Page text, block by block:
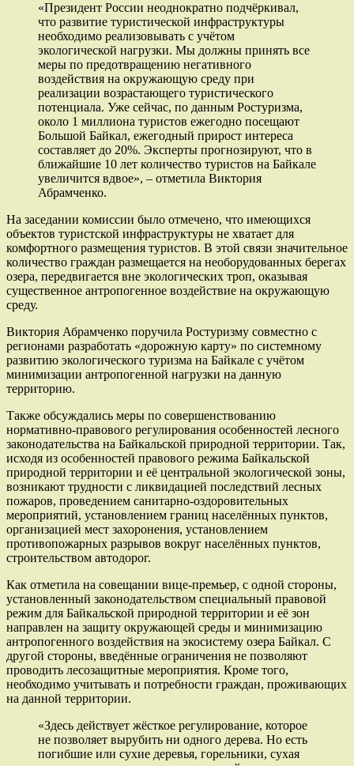
«Президент России неоднократно подчёркивал,
что развитие туристической инфраструктуры
необходимо реализовывать с учётом
экологической нагрузки. Мы должны принять все
меры по предотвращению негативного
воздействия на окружающую среду при
реализации возрастающего туристического
потенциала. Уже сейчас, по данным Ростуризма,
около 1 миллиона туристов ежегодно посещают
Большой Байкал, ежегодный прирост интереса
составляет до 20%. Эксперты прогнозируют, что в
ближайшие 10 лет количество туристов на Байкале
увеличится вдвое», – отметила Виктория
Абрамченко.
На заседании комиссии было отмечено, что имеющихся
объектов туристской инфраструктуры не хватает для
комфортного размещения туристов. В этой связи значительное
количество граждан размещается на необорудованных берегах
озера, передвигается вне экологических троп, оказывая
существенное антропогенное воздействие на окружающую
среду.
Виктория Абрамченко поручила Ростуризму совместно с
регионами разработать «дорожную карту» по системному
развитию экологического туризма на Байкале с учётом
минимизации антропогенной нагрузки на данную
территорию.
Также обсуждались меры по совершенствованию
нормативно-правового регулирования особенностей лесного
законодательства на Байкальской природной территории. Так,
исходя из особенностей правового режима Байкальской
природной территории и её центральной экологической зоны,
возникают трудности с ликвидацией последствий лесных
пожаров, проведением санитарно-оздоровительных
мероприятий, установлением границ населённых пунктов,
организацией мест захоронения, установлением
противопожарных разрывов вокруг населённых пунктов,
строительством автодорог.
Как отметила на совещании вице-премьер, с одной стороны,
установленный законодательством специальный правовой
режим для Байкальской природной территории и её зон
направлен на защиту окружающей среды и минимизацию
антропогенного воздействия на экосистему озера Байкал. С
другой стороны, введённые ограничения не позволяют
проводить лесозащитные мероприятия. Кроме того,
необходимо учитывать и потребности граждан, проживающих
на данной территории.
«Здесь действует жёсткое регулирование, которое
не позволяет вырубить ни одного дерева. Но есть
погибшие или сухие деревья, горельники, сухая